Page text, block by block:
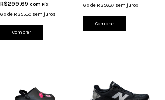
R$299,69 com Pix
6xde R$55,50 sem juros
Comprar
6xde R$56,67 sem juros
Comprar